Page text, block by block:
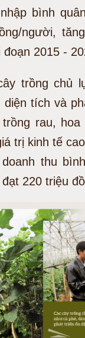
bình
người,
2015 -
trồng chủ
tích và
rau, hoa
trị kinh tế
thu
220 triệu